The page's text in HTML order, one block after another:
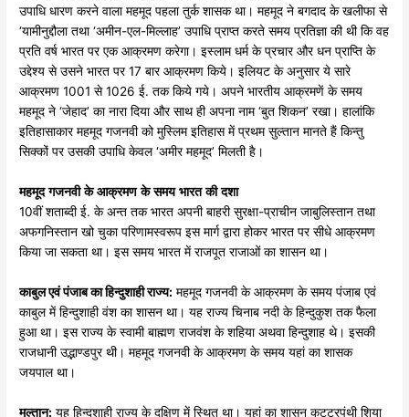
उपाधि धारण करने वाला महमूद पहला तुर्क शासक था। महमूद ने बगदाद के खलीफा से
‘यामीनुद्दौला तथा ‘अमीन-एल-मिल्लाह’ उपाधि प्राप्त करते समय प्रतिज्ञा की थी कि वह
प्रति वर्ष भारत पर एक आक्रमण करेगा। इस्लाम धर्म के प्रचार और धन प्राप्ति के
उद्देश्य से उसने भारत पर 17 बार आक्रमण किये। इलियट के अनुसार ये सारे
आक्रमण 1001 से 1026 ई. तक किये गये। अपने भारतीय आक्रमणें के समय
महमूद ने ‘जेहाद’ का नारा दिया और साथ ही अपना नाम ‘बुत शिकन’ रखा। हालांकि
इतिहासाकार महमूद गजनवी को मुस्लिम इतिहास में प्रथम सुल्तान मानते हैं किन्तु
सिक्कों पर उसकी उपाधि केवल ‘अमीर महमूद’ मिलती है।
महमूद गजनवी के आक्रमण के समय भारत की दशा
10वीं शताब्दी ई. के अन्त तक भारत अपनी बाहरी सुरक्षा-प्राचीन जाबुलिस्तान तथा
अफगनिस्तान खो चुका परिणामस्वरूप इस मार्ग द्वारा होकर भारत पर सीधे आक्रमण
किया जा सकता था। इस समय भारत में राजपूत राजाओं का शासन था।
काबुलएवंपंजाबकाहिन्दुशाहीराज्य: महमूद गजनवी के आक्रमण के समय पंजाब एवं
काबुल में हिन्दुशाही वंश का शासन था। यह राज्य चिनाब नदी के हिन्दुकुश तक फैला
हुआ था। इस राज्य के स्वामी बाह्मण राजवंश के शहिया अथवा हिन्दुशाह थे। इसकी
राजधानी उद्भाण्डपुर थी। महमूद गजनवी के आक्रमण के समय यहां का शासक
जयपाल था।
मुल्तान: यह हिन्दुशाही राज्य के दक्षिण में स्थित था। यहां का शासन कट्टरपंथी शिया